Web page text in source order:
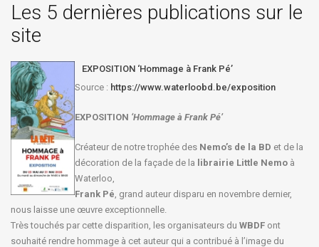
Les 5 dernières publications sur le
site
EXPOSITION ‘Hommage à Frank Pé’
Source : https://www.waterloobd.be/exposition
EXPOSITION ‘Hommage à Frank Pé’
Créateur de notre trophée des Nemo’s de la BD et de la
décoration de la façade de la librairie Little Nemo à
Waterloo,
Frank Pé, grand auteur disparu en novembre dernier,
nous laisse une œuvre exceptionnelle.
Très touchés par cette disparition, les organisateurs du WBDF ont
souhaité rendre hommage à cet auteur qui a contribué à l’image du